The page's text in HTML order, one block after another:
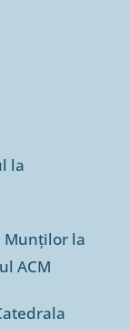
la
Munților la
ACM